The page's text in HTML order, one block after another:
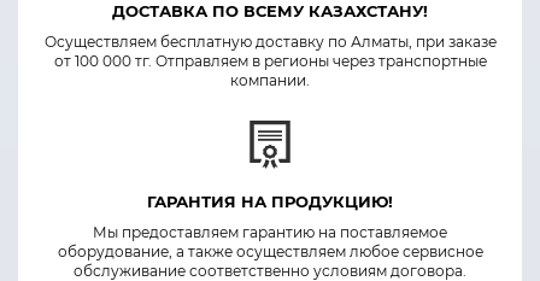
ДОСТАВКА ПО ВСЕМУ КАЗАХСТАНУ!
Осуществляем бесплатную доставку по Алматы, при заказе
от 100 000 тг. Отправляем в регионы через транспортные
компании.
ГАРАНТИЯ НА ПРОДУКЦИЮ!
Мы предоставляем гарантию на поставляемое
оборудование, а также осуществляем любое сервисное
обслуживание соответственно условиям договора.